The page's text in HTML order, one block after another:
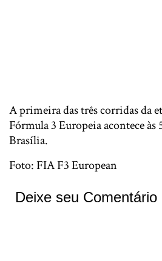
A primeira das três corridas da
Fórmula 3 Europeia acontece
Brasília.
Foto: FIA F3 European
Deixe seu Comentário